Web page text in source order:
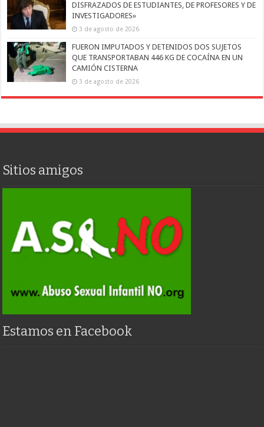
DISFRAZADOS DE ESTUDIANTES, DE PROFESORES Y DE
INVESTIGADORES»
3 de agosto de 2026
FUERON IMPUTADOS Y DETENIDOS DOS SUJETOS
QUE TRANSPORTABAN 446 KG DE COCAÍNA EN UN
CAMIÓN CISTERNA
3 de agosto de 2026
Sitios amigos
Estamos en Facebook